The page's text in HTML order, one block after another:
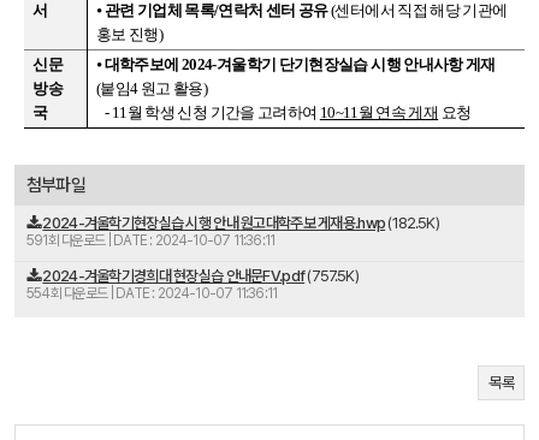
서
⦁관련 기업체 목록/연락처 센터 공유(센터에서 직접 해당 기관에
홍보 진행)
신문
방송
국
⦁대학주보에 2024-겨울학기 단기현장실습 시행 안내사항 게재
(붙임4 원고 활용)
- 11월 학생 신청 기간을 고려하여 10~11월 연속 게재 요청
첨부파일
2024-겨울학기현장실습 시행 안내 원고대학주보 게재용.hwp (182.5K)
591회 다운로드 | DATE : 2024-10-07 11:36:11
2024-겨울학기경희대 현장실습 안내문FV.pdf(757.5K)
554회 다운로드 | DATE : 2024-10-07 11:36:11
목록